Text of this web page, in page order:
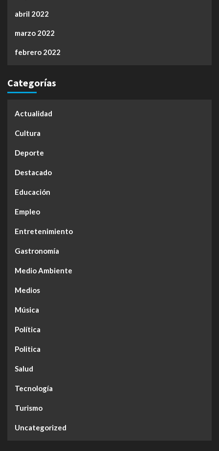
abril 2022
marzo 2022
febrero 2022
Categorías
Actualidad
Cultura
Deporte
Destacado
Educación
Empleo
Entretenimiento
Gastronomía
Medio Ambiente
Medios
Música
Política
Politica
Salud
Tecnología
Turismo
Uncategorized